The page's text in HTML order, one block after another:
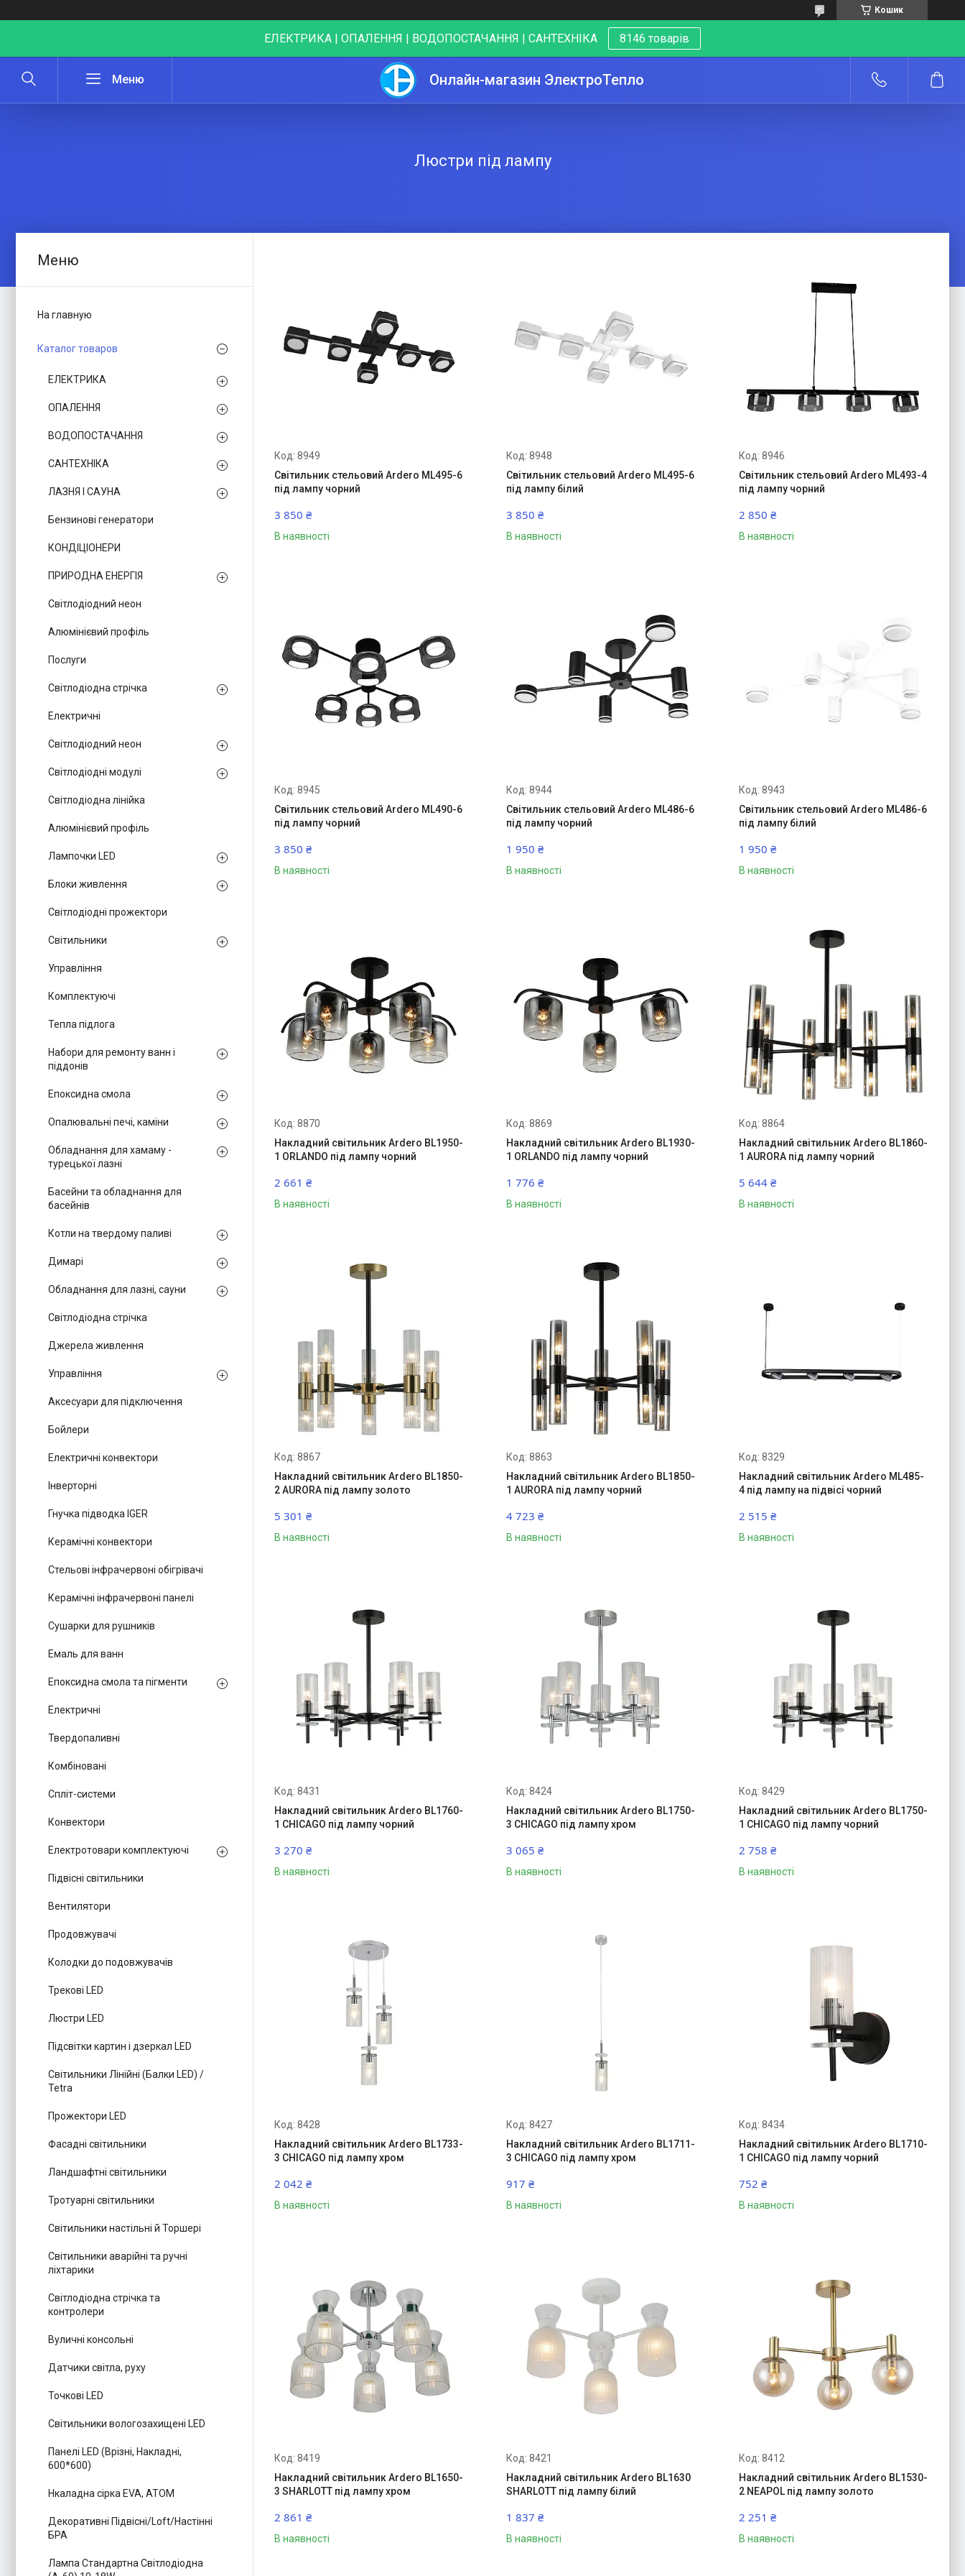
Кошик
ЕЛЕКТРИКА | ОПАЛЕННЯ | ВОДОПОСТАЧАННЯ | САНТЕХНІКА 8146 товарів
Онлайн-магазин ЭлектроТепло
Люстри під лампу
8949
Світильник стельовий Ardero ML495-6
під лампу чорний
3 850 ₴
В наявності
8948
Світильник стельовий Ardero ML495-6
під лампу білий
3 850 ₴
В наявності
8946
Світильник стельовий Ardero ML493-4
під лампу чорний
2 850 ₴
В наявності
8945
Світильник стельовий Ardero ML490-6
під лампу чорний
3 850 ₴
В наявності
8944
Світильник стельовий Ardero ML486-6
під лампу чорний
1 950 ₴
В наявності
8943
Світильник стельовий Ardero ML486-6
під лампу білий
1 950 ₴
В наявності
8870
Накладний світильник Ardero BL1950-
1 ORLANDO під лампу чорний
2 661 ₴
В наявності
8869
Накладний світильник Ardero BL1930-
1 ORLANDO під лампу чорний
1 776 ₴
В наявності
8864
Накладний світильник Ardero BL1860-
1 AURORA під лампу чорний
5 644 ₴
В наявності
8867
Накладний світильник Ardero BL1850-
2 AURORA під лампу золото
5 301 ₴
В наявності
8863
Накладний світильник Ardero BL1850-
1 AURORA під лампу чорний
4 723 ₴
В наявності
8329
Накладний світильник Ardero ML485-
4 під лампу на підвісі чорний
2 515 ₴
В наявності
8431
Накладний світильник Ardero BL1760-
1 CHICAGO під лампу чорний
3 270 ₴
В наявності
8424
Накладний світильник Ardero BL1750-
3 CHICAGO під лампу хром
3 065 ₴
В наявності
8429
Накладний світильник Ardero BL1750-
1 CHICAGO під лампу чорний
2 758 ₴
В наявності
8428
Накладний світильник Ardero BL1733-
3 CHICAGO під лампу хром
2 042 ₴
В наявності
8427
Накладний світильник Ardero BL1711-
3 CHICAGO під лампу хром
917 ₴
В наявності
8434
Накладний світильник Ardero BL1710-
1 CHICAGO під лампу чорний
752 ₴
В наявності
8419
Накладний світильник Ardero BL1650-
3 SHARLOTT під лампу хром
2 861 ₴
В наявності
8421
Накладний світильник Ardero BL1630
SHARLOTT під лампу білий
1 837 ₴
В наявності
8412
Накладний світильник Ardero BL1530-
2 NEAPOL під лампу золото
2 251 ₴
В наявності
На главную
Каталог товаров
ЕЛЕКТРИКА
ОПАЛЕННЯ
ВОДОПОСТАЧАННЯ
САНТЕХНІКА
ЛАЗНЯ І САУНА
Бензинові генератори
КОНДІЦІОНЕРИ
ПРИРОДНА ЕНЕРГІЯ
Світлодіодний неон
Алюмінієвий профіль
Послуги
Світлодіодна стрічка
Електричні
Світлодіодний неон
Світлодіодні модулі
Світлодіодна лінійка
Алюмінієвий профіль
Лампочки LED
Блоки живлення
Світлодіодні прожектори
Світильники
Управління
Комплектуючі
Тепла підлога
Набори для ремонту ванн і
піддонів
Епоксидна смола
Опалювальні печі, каміни
Обладнання для хамаму -
турецької лазні
Басейни та обладнання для
басейнів
Котли на твердому паливі
Димарі
Обладнання для лазні, сауни
Світлодіодна стрічка
Джерела живлення
Управління
Аксесуари для підключення
Бойлери
Електричні конвектори
Інверторні
Гнучка підводка IGER
Керамічні конвектори
Стельові інфрачервоні обігрівачі
Керамічні інфрачервоні панелі
Сушарки для рушників
Емаль для ванн
Епоксидна смола та пігменти
Електричні
Твердопаливні
Комбіновані
Спліт-системи
Конвектори
Електротовари комплектуючі
Підвісні світильники
Вентилятори
Продовжувачі
Колодки до подовжувачів
Трекові LED
Люстри LED
Підсвітки картин і дзеркал LED
Світильники Лінійні (Балки LED) /
Tetra
Прожектори LED
Фасадні світильники
Ландшафтні світильники
Тротуарні світильники
Світильники настільні й Торшері
Світильники аварійні та ручні
ліхтарики
Світлодіодна стрічка та
контролери
Вуличні консольні
Датчики світла, руху
Точкові LED
Світильники вологозахищені LED
Панелі LED (Врізні, Накладні,
600*600)
Нкаладна сірка EVA, ATOM
Декоративні Підвісні/Loft/Настінні
БРА
Лампа Стандартна Світлодіодна